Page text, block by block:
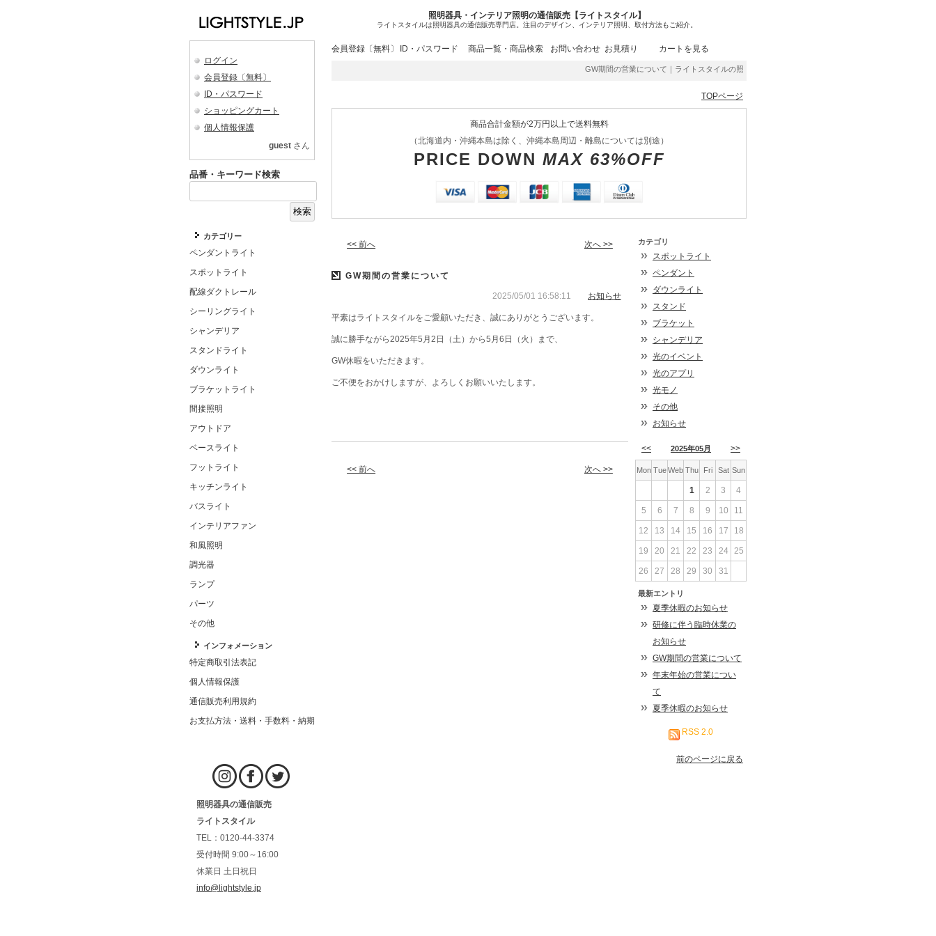
照明器具・インテリア照明の通信販売【ライトスタイル】
ライトスタイルは照明器具の通信販売専門店。注目のデザイン、インテリア照明、取付方法もご紹介。
ログイン
会員登録〔無料〕
ID・パスワード
ショッピングカート
個人情報保護
guest さん
品番・キーワード検索
カテゴリー
ペンダントライト
スポットライト
配線ダクトレール
シーリングライト
シャンデリア
スタンドライト
ダウンライト
ブラケットライト
間接照明
アウトドア
ベースライト
フットライト
キッチンライト
バスライト
インテリアファン
和風照明
調光器
ランプ
パーツ
その他
インフォメーション
特定商取引法表記
個人情報保護
通信販売利用規約
お支払方法・送料・手数料・納期
照明器具の通信販売
ライトスタイル
TEL：0120-44-3374
受付時間 9:00～16:00
休業日 土日祝日
info@lightstyle.jp
会員登録〔無料〕 ID・パスワード 商品一覧・商品検索 お問い合わせ お見積り カートを見る
GW期間の営業について｜ライトスタイルの照明コラム｜ライトスタイル取扱商品の中から、これを
TOPページ
商品合計金額が2万円以上で送料無料
（北海道内・沖縄本島は除く、沖縄本島周辺・離島については別途）
PRICE DOWN MAX 63%OFF
<< 前へ 次へ >>
GW期間の営業について
2025/05/01 16:58:11 お知らせ
平素はライトスタイルをご愛顧いただき、誠にありがとうございます。
誠に勝手ながら2025年5月2日（土）から5月6日（火）まで、
GW休暇をいただきます。
ご不便をおかけしますが、よろしくお願いいたします。
<< 前へ 次へ >>
カテゴリ
スポットライト
ペンダント
ダウンライト
スタンド
ブラケット
シャンデリア
光のイベント
光のアプリ
光モノ
その他
お知らせ
<< 2025年05月 >>
Mon Tue Web Thu Fri Sat Sun
1 2 3 4
5 6 7 8 9 10 11
12 13 14 15 16 17 18
19 20 21 22 23 24 25
26 27 28 29 30 31
最新エントリ
夏季休暇のお知らせ
研修に伴う臨時休業の
お知らせ
GW期間の営業について
年末年始の営業につい
て
夏季休暇のお知らせ
RSS 2.0
前のページに戻る